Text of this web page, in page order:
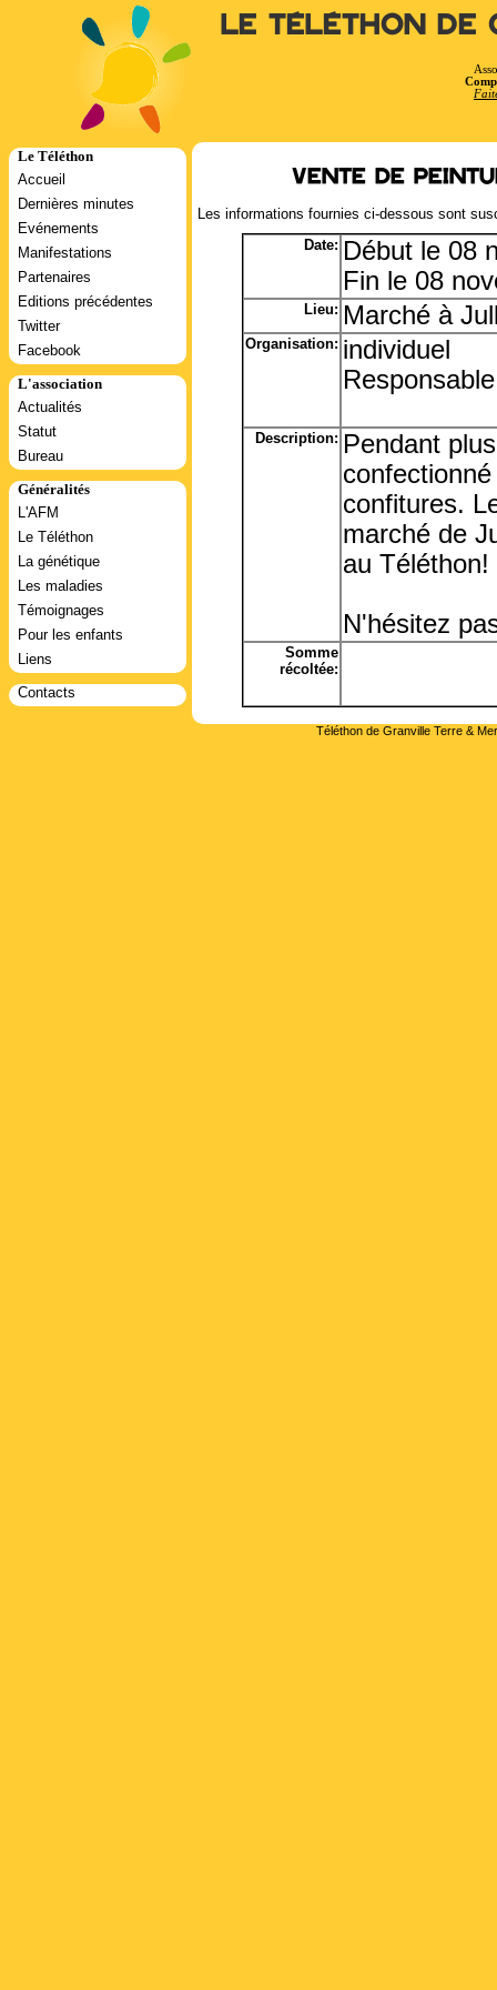
Le Téléthon de
Le Téléthon
Accueil
Dernières minutes
Evénements
Manifestations
Partenaires
Editions précédentes
Twitter
Facebook
L'association
Actualités
Statut
Bureau
Généralités
L'AFM
Le Téléthon
La génétique
Les maladies
Témoignages
Pour les enfants
Liens
Contacts
Vente de
Les informations fournies ci-dessous sont
Date: Début le 08
Fin le 08
Lieu: Marché à
Organisation: individuel
Description: Pendant
confitures.
marché de
au Téléthon!
N'hésitez
Somme
récoltée:
Téléthon de Granville Terre &